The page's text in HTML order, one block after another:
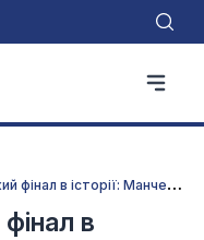
Ш
остий англійський фінал в історії: Манчестер Юнайтед і Тоттенгем готують битву сезону
в